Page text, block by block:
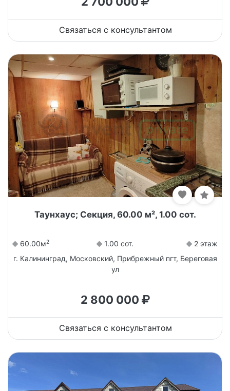
Связаться с консультантом
Таунхаус; Секция, 60.00 м², 1.00 сот.
60.00м2 1.00 сот.
2 этаж
г. Калининград, Московский, Прибрежный пгт, Береговая
ул
2 800 000
Связаться с консультантом